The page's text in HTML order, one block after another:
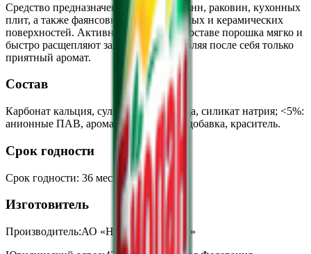
Средство предназначено для чистки ванн, раковин, кухонных
плит, а также фаянсовых, эмалированных и керамических
поверхностей. Активные вещества в составе порошка мягко и
быстро расщепляют загрязнения, оставляя после себя только
приятный аромат.
Состав
Карбонат кальция, сульфат натрия, сода, силикат натрия; <5%:
анионные ПАВ, ароматизирирующая добавка, краситель.
Срок годности
Срок годности: 36 месяцев
Изготовитель
Производитель:АО «Нэфис Косметикс»